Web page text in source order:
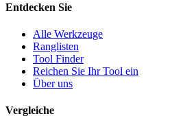
Entdecken Sie
Alle Werkzeuge
Ranglisten
Tool Finder
Reichen Sie Ihr Tool ein
Über uns
Vergleiche